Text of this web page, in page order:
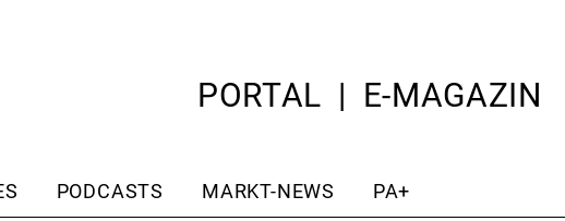
PORTAL E-MAGAZIN
PODCASTS MARKT-NEWS PA+